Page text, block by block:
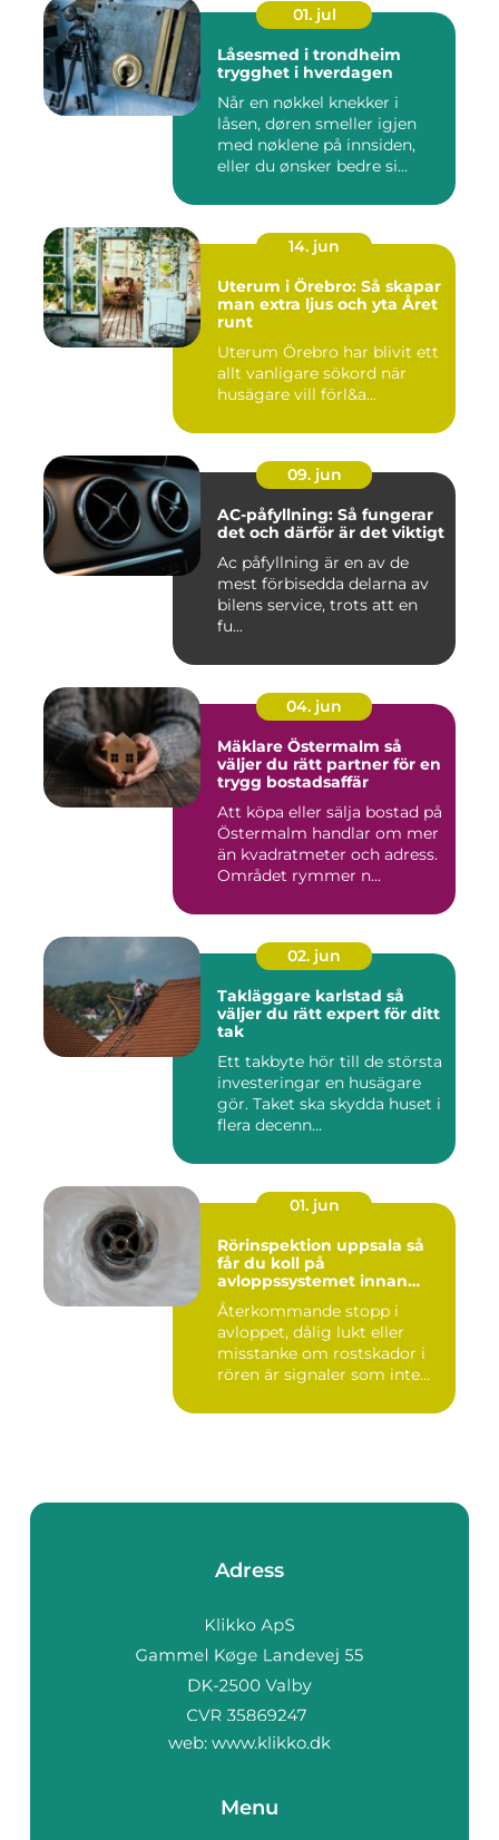
01. jul
Låsesmed i trondheim
trygghet i hverdagen
Når en nøkkel knekker i
låsen, døren smeller igjen
med nøklene på innsiden,
eller du ønsker bedre si...
14. jun
Uterum i Örebro: Så skapar
man extra ljus och yta Året
runt
Uterum Örebro har blivit ett
allt vanligare sökord när
husägare vill förl&a...
09. jun
AC-påfyllning: Så fungerar
det och därför är det viktigt
Ac påfyllning är en av de
mest förbisedda delarna av
bilens service, trots att en
fu...
04. jun
Mäklare Östermalm så
väljer du rätt partner för en
trygg bostadsaffär
Att köpa eller sälja bostad på
Östermalm handlar om mer
än kvadratmeter och adress.
Området rymmer n...
02. jun
Takläggare karlstad så
väljer du rätt expert för ditt
tak
Ett takbyte hör till de största
investeringar en husägare
gör. Taket ska skydda huset i
flera decenn...
01. jun
Rörinspektion uppsala så
får du koll på
avloppssystemet innan
problemen växer
Återkommande stopp i
avloppet, dålig lukt eller
misstanke om rostskador i
rören är signaler som inte...
Adress
web: www.klikko.dk
Menu